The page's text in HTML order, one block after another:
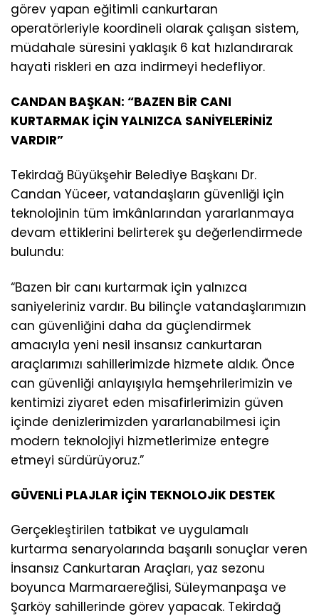
görev yapan eğitimli cankurtaran
operatörleriyle koordineli olarak çalışan sistem,
müdahale süresini yaklaşık 6 kat hızlandırarak
hayati riskleri en aza indirmeyi hedefliyor.
CANDAN BAŞKAN: “BAZEN BİR CANI
KURTARMAK İÇİN YALNIZCA SANİYELERİNİZ
VARDIR”
Tekirdağ Büyükşehir Belediye Başkanı Dr.
Candan Yüceer, vatandaşların güvenliği için
teknolojinin tüm imkânlarından yararlanmaya
devam ettiklerini belirterek şu değerlendirmede
bulundu:
“Bazen bir canı kurtarmak için yalnızca
saniyeleriniz vardır. Bu bilinçle vatandaşlarımızın
can güvenliğini daha da güçlendirmek
amacıyla yeni nesil insansız cankurtaran
araçlarımızı sahillerimizde hizmete aldık. Önce
can güvenliği anlayışıyla hemşehrilerimizin ve
kentimizi ziyaret eden misafirlerimizin güven
içinde denizlerimizden yararlanabilmesi için
modern teknolojiyi hizmetlerimize entegre
etmeyi sürdürüyoruz.”
GÜVENLİ PLAJLAR İÇİN TEKNOLOJİK DESTEK
Gerçekleştirilen tatbikat ve uygulamalı
kurtarma senaryolarında başarılı sonuçlar veren
İnsansız Cankurtaran Araçları, yaz sezonu
boyunca Marmaraereğlisi, Süleymanpaşa ve
Şarköy sahillerinde görev yapacak. Tekirdağ